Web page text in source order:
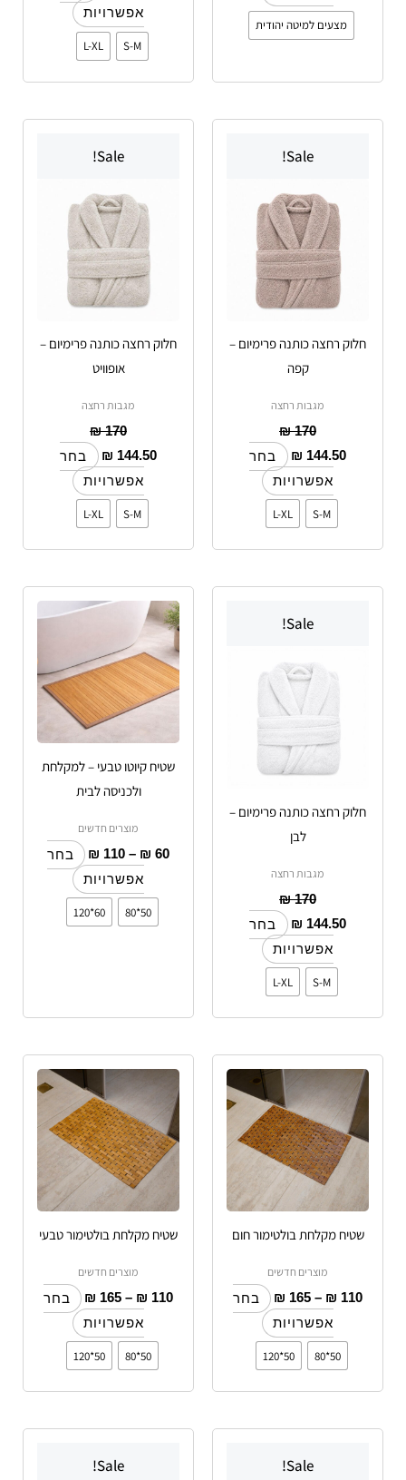
מצעים למיטה יהודית
אפשרויות
S-M
L-XL
Sale!
חלוק רחצה כותנה פרימיום –
קפה
מגבות רחצה
₪170
₪ 144.50
בחר
אפשרויות
מספר
סוגים.
ניתן
לבחור
את
בעמוד
S-M
L-XL
Sale!
חלוק רחצה כותנה פרימיום –
אופוויט
מגבות רחצה
₪170
₪ 144.50
בחר
אפשרויות
מספר
ניתן
לבחור
את
בעמוד
S-M
L-XL
Sale!
חלוק רחצה כותנה פרימיום –
לבן
מגבות רחצה
₪170
₪ 144.50
בחר
אפשרויות
מספר
ניתן
לבחור
את
בעמוד
S-M
L-XL
שטיח קיוטו טבעי – למקלחת
ולכניסה לבית
מוצרים חדשים
₪ 60
–
₪ 110
מחירים:
⁦₪ 110⁩
בחר
אפשרויות
למוצר
מספר
סוגים.
ניתן
לבחור
את
המוצר
50*80
60*120
שטיח מקלחת בולטימור חום
מוצרים חדשים
₪ 110
–
₪ 165
מחירים:
עד
⁦₪ 165⁩
בחר
אפשרויות
למוצר
זה
יש
מספר
ניתן
לבחור
את
בעמוד
המוצר
50*80
50*120
שטיח מקלחת בולטימור טבעי
מוצרים חדשים
₪ 110
–
₪ 165
מחירים:
עד
⁦₪ 165⁩
בחר
אפשרויות
למוצר
יש
מספר
סוגים.
ניתן
לבחור
את
בעמוד
המוצר
50*80
50*120
Sale!
Sale!